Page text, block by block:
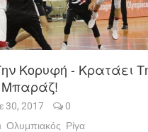
Κορυφή - Κρατάει
Μπαράζ!
30, 2017
0
Ολυμπιακός Ρίγα